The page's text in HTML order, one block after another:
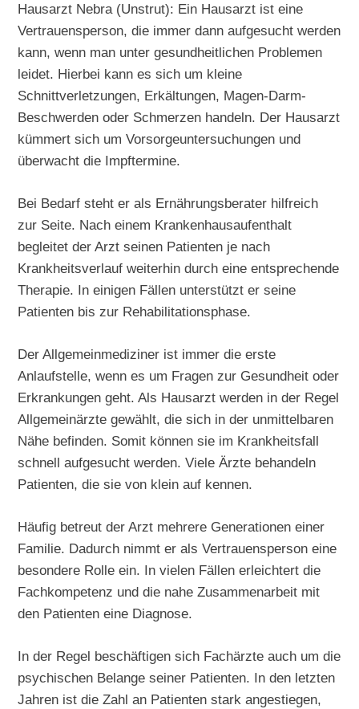
Hausarzt Nebra (Unstrut): Ein Hausarzt ist eine
Vertrauensperson, die immer dann aufgesucht werden
kann, wenn man unter gesundheitlichen Problemen
leidet. Hierbei kann es sich um kleine
Schnittverletzungen, Erkältungen, Magen-Darm-
Beschwerden oder Schmerzen handeln. Der Hausarzt
kümmert sich um Vorsorgeuntersuchungen und
überwacht die Impftermine.
Bei Bedarf steht er als Ernährungsberater hilfreich
zur Seite. Nach einem Krankenhausaufenthalt
begleitet der Arzt seinen Patienten je nach
Krankheitsverlauf weiterhin durch eine entsprechende
Therapie. In einigen Fällen unterstützt er seine
Patienten bis zur Rehabilitationsphase.
Der Allgemeinmediziner ist immer die erste
Anlaufstelle, wenn es um Fragen zur Gesundheit oder
Erkrankungen geht. Als Hausarzt werden in der Regel
Allgemeinärzte gewählt, die sich in der unmittelbaren
Nähe befinden. Somit können sie im Krankheitsfall
schnell aufgesucht werden. Viele Ärzte behandeln
Patienten, die sie von klein auf kennen.
Häufig betreut der Arzt mehrere Generationen einer
Familie. Dadurch nimmt er als Vertrauensperson eine
besondere Rolle ein. In vielen Fällen erleichtert die
Fachkompetenz und die nahe Zusammenarbeit mit
den Patienten eine Diagnose.
In der Regel beschäftigen sich Fachärzte auch um die
psychischen Belange seiner Patienten. In den letzten
Jahren ist die Zahl an Patienten stark angestiegen,